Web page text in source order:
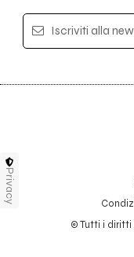
Iscriviti alla
© Tutti i diritti
Privacy